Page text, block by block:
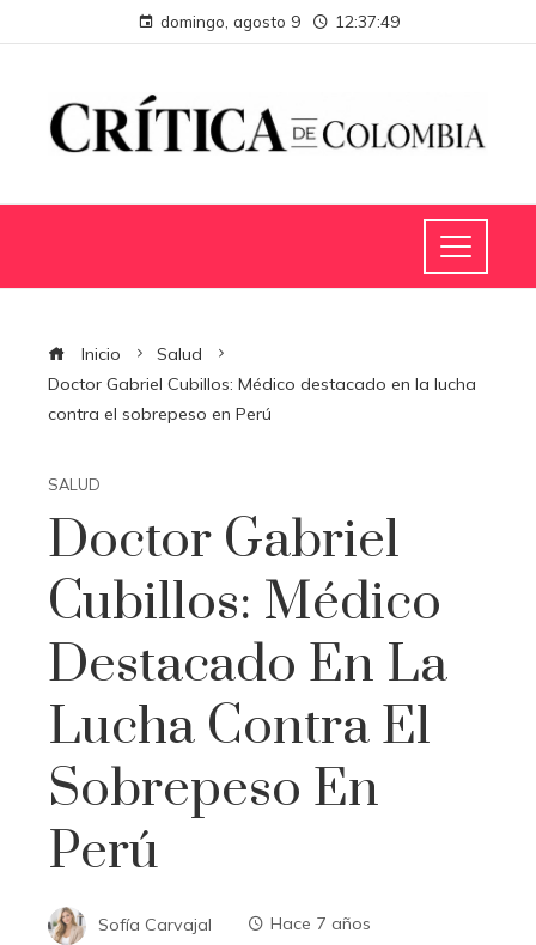
domingo, agosto 9 12:37:50
Inicio
Salud
Doctor Gabriel Cubillos: Médico destacado en la lucha
contra el sobrepeso en Perú
SALUD
Doctor Gabriel
Cubillos: Médico
Destacado En La
Lucha Contra El
Sobrepeso En
Perú
Sofía Carvajal Hace 7 años